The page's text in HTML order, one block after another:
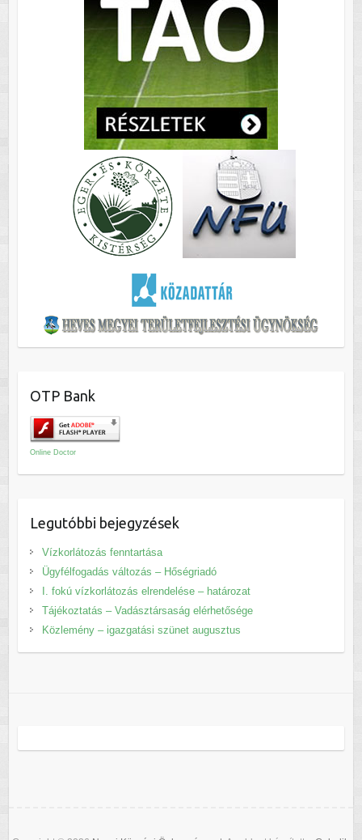
OTP Bank
Online Doctor
Legutóbbi bejegyzések
Vízkorlátozás fenntartása
Ügyfélfogadás változás – Hőségriadó
I. fokú vízkorlátozás elrendelése – határozat
Tájékoztatás – Vadásztársaság elérhetősége
Közlemény – igazgatási szünet augusztus